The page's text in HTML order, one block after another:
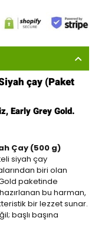
çay (Paket
Early Grey Gold.
Çay (500 g)
siyah çay
biri olan
paketinde
bu harman,
bir lezzet sunar.
başlı başına